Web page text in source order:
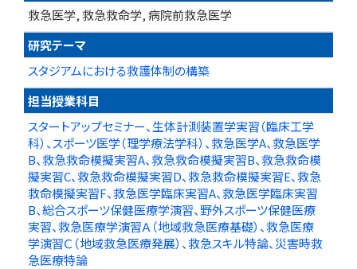
救急医学, 救急救命学, 病院前救急医学
研究テーマ
スタジアムにおける救護体制の構築
担当授業科目
スタートアップセミナー、生体計測装置学実習（臨床工学
科）、スポーツ医学（理学療法学科）、救急医学A、救急医学
B、救急救命模擬実習A、救急救命模擬実習B、救急救命模
擬実習C、救急救命模擬実習D、救急救命模擬実習E、救急
救命模擬実習F、救急医学臨床実習A、救急医学臨床実習
B、総合スポーツ保健医療学演習、野外スポーツ保健医療
実習、救急医療学演習Ａ（地域救急医療基礎）、救急医療
学演習Ｃ（地域救急医療発展）、救急スキル特論、災害時救
急医療特論